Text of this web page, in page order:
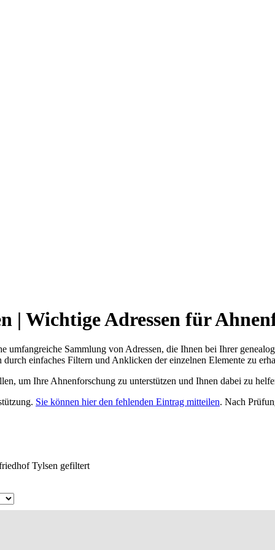
| Wichtige Adressen für
Sammlung von Adressen, die Ihnen bei Ihrer
einfaches Filtern und Anklicken der einzelnen Elemente zu
um Ihre Ahnenforschung zu unterstützen und Ihnen dabei zu
Sie können hier den fehlenden Eintrag mitteilen. Nach
Tylsen gefiltert